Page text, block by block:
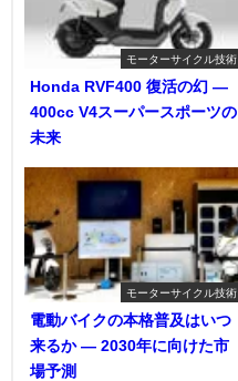
モーターサイクル技術
Honda RVF400 復活の幻 ―
400cc V4スーパースポーツの
未来
モーターサイクル技術
電動バイクの本格普及はいつ
来るか ― 2030年に向けた市
場予測